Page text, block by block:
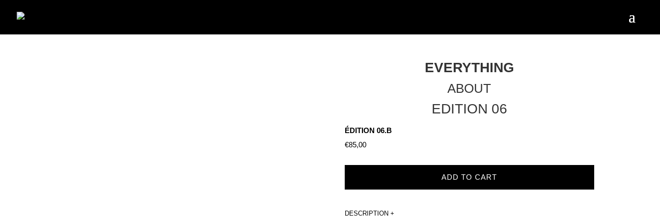
EVERYTHING
ABOUT
EDITION 06
ÉDITION 06.B
€85,00
ADD TO CART
DESCRIPTION +